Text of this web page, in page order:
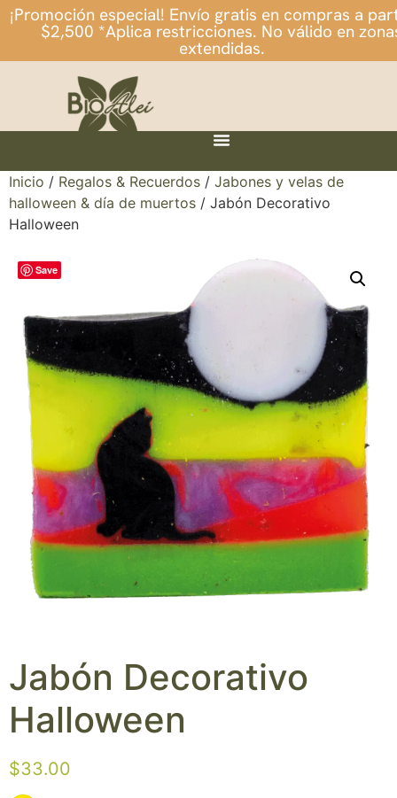
¡Promoción especial! Envío gratis en compras a
$2,500 *Aplica restricciones. No válido en
extendidas.
Inicio / Regalos & Recuerdos / Jabones y velas de
halloween & día de muertos / Jabón Decorativo
Halloween
Save
Jabón Decorativo
Halloween
$33.00